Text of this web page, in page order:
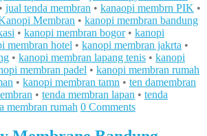
• jual tenda membran • kanaopi membrn PIK •
Membran • kanopi membran bandung
• kanopi membran bogor• kanopi
membran hotel • kanopi membran jakrta •
• kanopi membran lapang tenis • kanopi
membran padel • kanopi membran rumah
• kanopi membran tamn • ten damembran
• tenda membran lapan • tenda
membran rumah 0 Comments